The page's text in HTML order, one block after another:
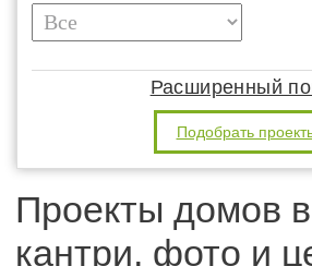
Расширенный
Подобрать
Проекты домов
кантри, фото и